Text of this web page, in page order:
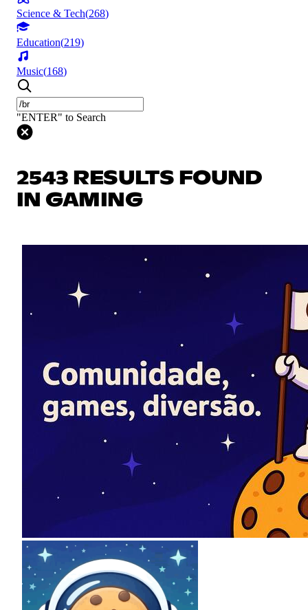
Science & Tech(268)
Education(219)
Music(168)
"ENTER" to Search
2543 RESULTS FOUND
IN GAMING